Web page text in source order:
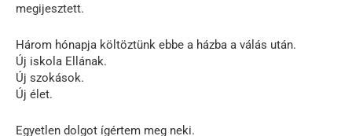
megijesztett.
Három hónapja költöztünk ebbe a házba a válás után.
Új iskola Ellának.
Új szokások.
Új élet.
Egyetlen dolgot ígértem meg neki.